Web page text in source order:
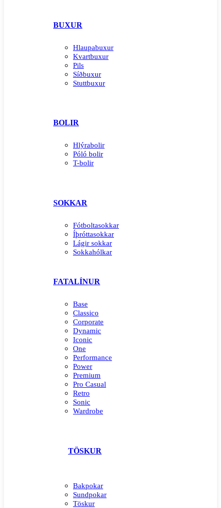
BUXUR
Hlaupabuxur
Kvartbuxur
Pils
Síðbuxur
Stuttbuxur
BOLIR
Hlýrabolir
Póló bolir
T-bolir
SOKKAR
Fótboltasokkar
Íþróttasokkar
Lágir sokkar
Sokkahólkar
FATALÍNUR
Base
Classico
Corporate
Dynamic
Iconic
One
Performance
Power
Premium
Pro Casual
Retro
Sonic
Wardrobe
TÖSKUR
Bakpokar
Sundpokar
Töskur